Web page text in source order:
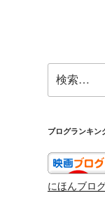
索:
ブログランキン
にほんブロ